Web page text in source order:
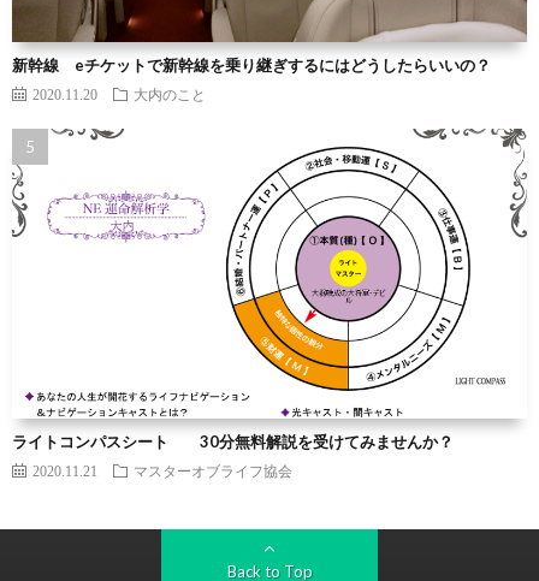
新幹線 eチケットで新幹線を乗り継ぎするにはどうしたらいいの？
2020.11.20 大内のこと
ライトコンパスシート 30分無料解説を受けてみませんか？
2020.11.21 マスターオブライフ協会
Back to Top